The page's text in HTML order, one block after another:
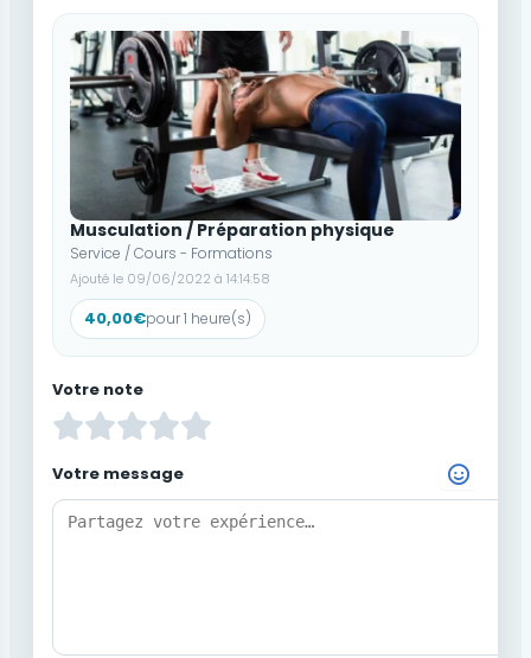
Musculation / Préparation physique
Service / Cours - Formations
Ajouté le 09/06/2022 à 14:14:58
40,00€pour 1 heure(s)
Votre note
Votre message
Choisir un Emoji